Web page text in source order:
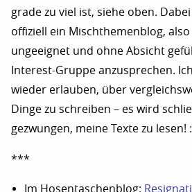
grade zu viel ist, siehe oben.
offiziell ein Mischthemenblog,
ungeeignet und ohne Absicht
Interest-Gruppe anzusprechen.
wieder erlauben, über
Dinge zu schreiben – es wird
gezwungen, meine Texte zu lesen!
***
Im Hosentaschenblog: